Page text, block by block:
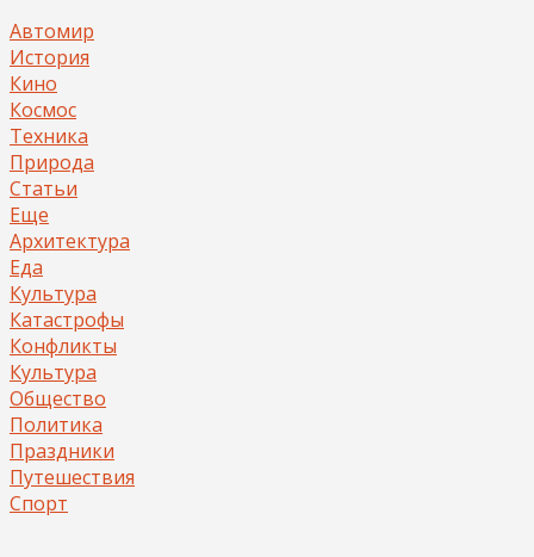
Автомир
История
Кино
Космос
Техника
Природа
Статьи
Еще
Архитектура
Еда
Культура
Катастрофы
Конфликты
Культура
Общество
Политика
Праздники
Путешествия
Спорт